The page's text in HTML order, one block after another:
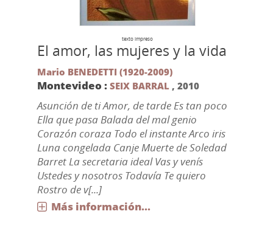
texto impreso
El amor, las mujeres y la vida
Mario BENEDETTI (1920-2009)
Montevideo : SEIX BARRAL , 2010
Asunción de ti Amor, de tarde Es tan poco
Ella que pasa Balada del mal genio
Corazón coraza Todo el instante Arco iris
Luna congelada Canje Muerte de Soledad
Barret La secretaria ideal Vas y venís
Ustedes y nosotros Todavía Te quiero
Rostro de v[...]
Más información...